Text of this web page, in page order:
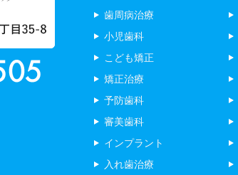
歯周病治療
小児歯科
こども矯正
矯正治療
予防歯科
審美歯科
インプラント
入れ歯治療